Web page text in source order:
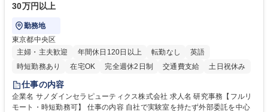
30万円以上
勤務地
東京都中央区
主婦・主夫歓迎
年間休日120日以上 転勤なし
英語
時短勤務あり
在宅OK 完全週休2日制 交通費支給 土日祝休み
仕事の内容
企業名 サノダインセラピューティクス株式会社 求人名 研究事務【フルリ
モート・時短勤務可】 仕事の内容 自社で実験室を持たず外部委託を中心